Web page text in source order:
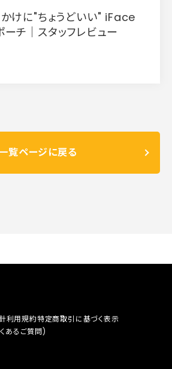
かけに"ちょうどいい" iFace
ーチ｜スタッフレビュー
覧ページに戻る
利用規約特定商取引に基づく表示
あるご質問)